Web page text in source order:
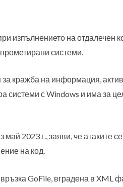
изпълнението на отдалечен
системи.
кражба на информация,
системи с Windows и има за
2023 г., заяви, че атаките
на код.
GoFile, вградена в XML